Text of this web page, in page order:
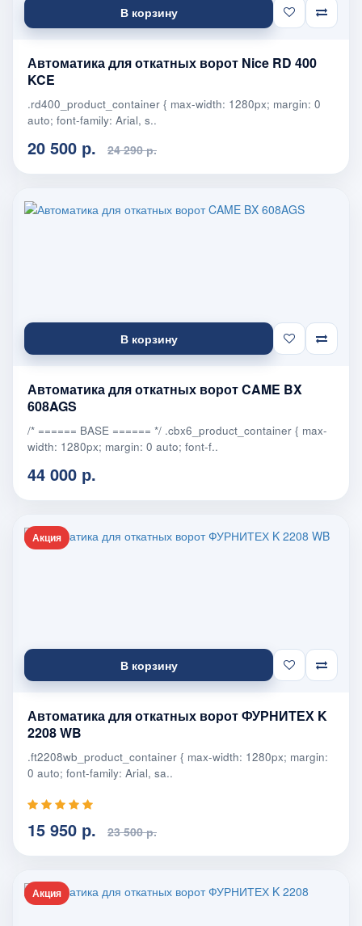
В корзину
Автоматика для откатных ворот Nice RD 400
KCE
.rd400_product_container { max-width: 1280px; margin: 0
auto; font-family: Arial, s..
20 500 р. 24 290 р.
В корзину
Автоматика для откатных ворот CAME BX
608AGS
/* ====== BASE ====== */ .cbx6_product_container { max-
width: 1280px; margin: 0 auto; font-f..
44 000 р.
Акция
В корзину
Автоматика для откатных ворот ФУРНИТЕХ K
2208 WB
.ft2208wb_product_container { max-width: 1280px; margin:
0 auto; font-family: Arial, sa..
15 950 р. 23 500 р.
Акция